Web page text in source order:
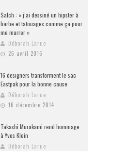
Salch : « j’ai dessiné un hipster à
barbe et tatouages comme ça pour
me marrer »
Déborah Larue
26 avril 2016
16 designers transforment le sac
Eastpak pour la bonne cause
Déborah Larue
16 décembre 2014
Takashi Murakami rend hommage
à Yves Klein
Déborah Larue